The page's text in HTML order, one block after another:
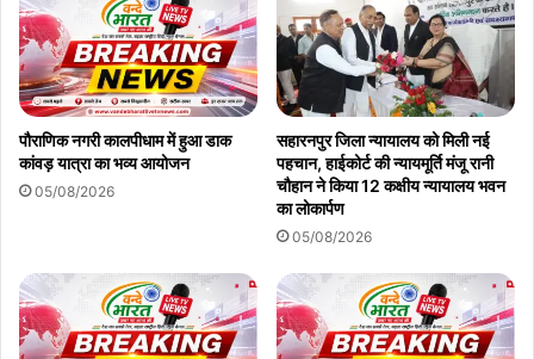
पौराणिक नगरी कालपीधाम में हुआ डाक
कांवड़ यात्रा का भव्य आयोजन
05/08/2026
सहारनपुर जिला न्यायालय को मिली नई
पहचान, हाईकोर्ट की न्यायमूर्ति मंजू रानी
चौहान ने किया 12 कक्षीय न्यायालय भवन
का लोकार्पण
05/08/2026